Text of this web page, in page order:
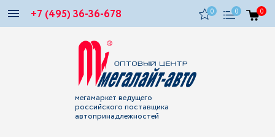
+7 (495) 36-36-678 0 0 0
мегамаркет ведущего
российского поставщика
автопринадлежностей